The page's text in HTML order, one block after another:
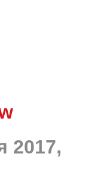
2017,